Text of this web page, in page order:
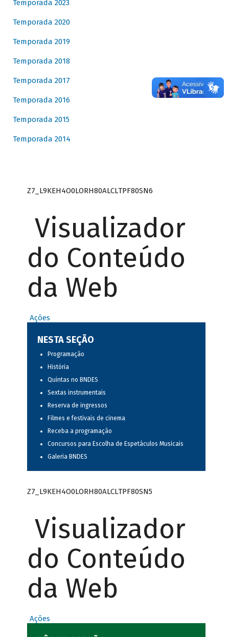
Temporada 2023
Temporada 2020
Temporada 2019
Temporada 2018
Temporada 2017
Temporada 2016
Temporada 2015
Temporada 2014
Z7_L9KEH4O0LORH80ALCLTPF80SN6
Visualizador
do Conteúdo
da Web
Ações
NESTA SEÇÃO
Programação
História
Quintas no BNDES
Sextas instrumentais
Reserva de ingressos
Filmes e festivais de cinema
Receba a programação
Concursos para Escolha de Espetáculos Musicais
Galeria BNDES
Z7_L9KEH4O0LORH80ALCLTPF80SN5
Visualizador
do Conteúdo
da Web
Ações